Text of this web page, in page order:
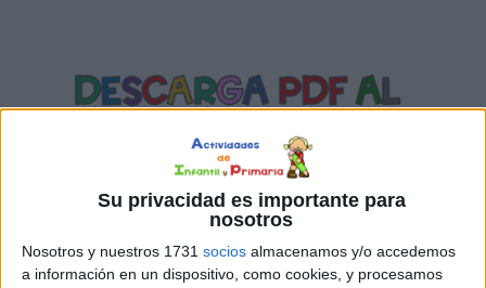
Su privacidad es importante para
nosotros
Nosotros y nuestros 1731 socios almacenamos y/o accedemos
a información en un dispositivo, como cookies, y procesamos